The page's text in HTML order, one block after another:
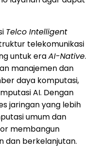
Telco Intelligent
telekomunikasi
untuk eraAI-Native.
manajemen dan
daya komputasi,
AI. Dengan
jaringan yang lebih
umum dan
membangun
dan berkelanjutan.